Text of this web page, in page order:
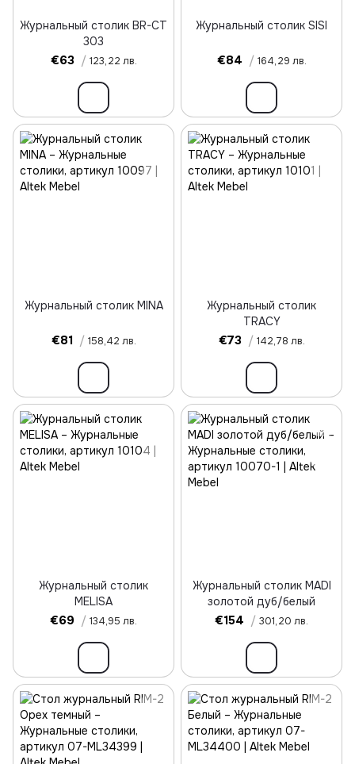
Журнальный столик BR-CT
303
€63 / 123,22 лв.
Журнальный столик SISI
€84 / 164,29 лв.
Журнальный столик MINA
€81 / 158,42 лв.
Журнальный столик
TRACY
€73 / 142,78 лв.
Журнальный столик
MELISA
€69 / 134,95 лв.
Журнальный столик MADI
золотой дуб/белый
€154 / 301,20 лв.